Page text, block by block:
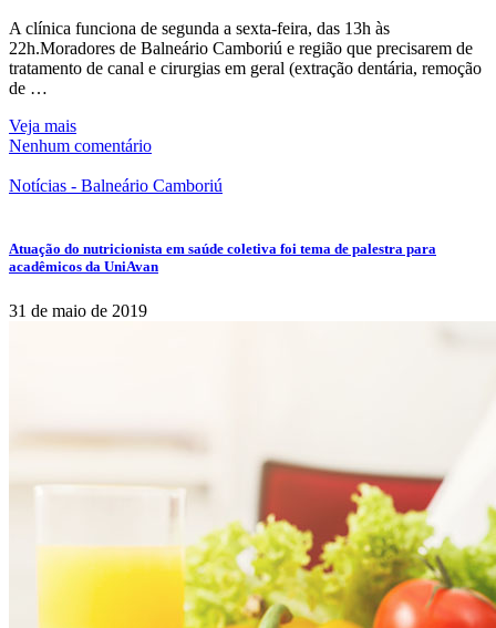
A clínica funciona de segunda a sexta-feira, das 13h às
22h.Moradores de Balneário Camboriú e região que precisarem de
tratamento de canal e cirurgias em geral (extração dentária, remoção
de …
Veja mais
Nenhum comentário
Notícias - Balneário Camboriú
Atuação do nutricionista em saúde coletiva foi tema de palestra para
acadêmicos da UniAvan
31 de maio de 2019